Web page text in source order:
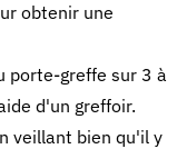
obtenir une
porte-greffe sur 3 à
d'un greffoir.
veillant bien qu'il y